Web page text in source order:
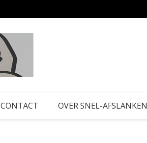
CONTACT OVER SNEL-AFSLANKEN